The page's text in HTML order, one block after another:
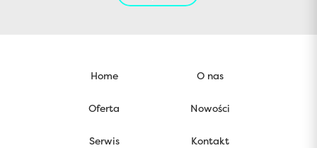
Home O nas
Oferta Nowości
Serwis Kontakt